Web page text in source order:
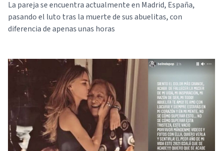
La pareja se encuentra actualmente en Madrid, España,
pasando el luto tras la muerte de sus abuelitas, con
diferencia de apenas unas horas